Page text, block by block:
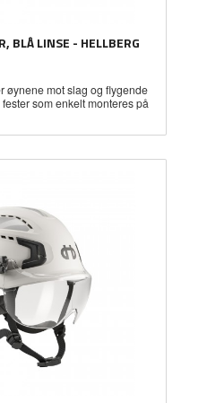
BLÅ LINSE - HELLBERG
øynene mot slag og flygende
som enkelt monteres på